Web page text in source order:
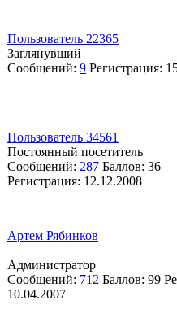
Пользователь 22365
Заглянувший
Сообщений: 9 Регистрация:
Пользователь 34561
Постоянный посетитель
Сообщений: 287 Баллов: 36
Регистрация: 12.12.2008
Артем Рябинков
Администратор
Сообщений: 712 Баллов: 99
10.04.2007